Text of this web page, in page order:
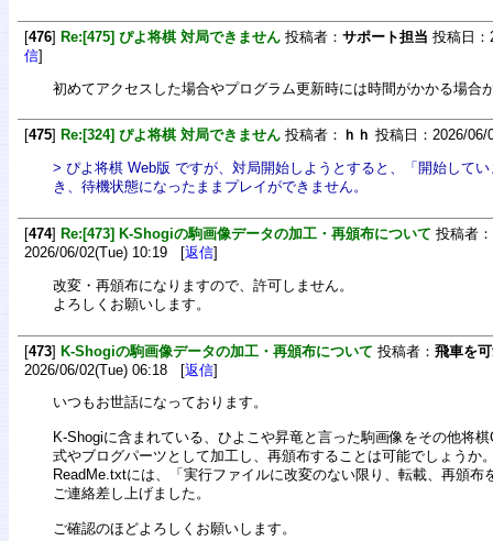
[476] Re:[475] ぴよ将棋 対局できません 投稿者： サポート担当 投稿日
信]
初めてアクセスした場合やプログラム更新時には時間がかかる場合
[475] Re:[324] ぴよ将棋 対局できません 投稿者： ｈｈ 投稿日：2026/
> ぴよ将棋 Web版 ですが、対局開始しようとすると、「開始して
き、待機状態になったままプレイができません。
[474] Re:[473] K-Shogiの駒画像データの加工・再頒布について 投稿者：
2026/06/02(Tue) 10:19 [返信]
改変・再頒布になりますので、許可しません。
よろしくお願いします。
[473] K-Shogiの駒画像データの加工・再頒布について 投稿者： 飛車を
2026/06/02(Tue) 06:18 [返信]
いつもお世話になっております。
K-Shogiに含まれている、ひよこや昇竜と言った駒画像をその他将
式やブログパーツとして加工し、再頒布することは可能でしょうか
ReadMe.txtには、「実行ファイルに改変のない限り、転載、再頒布
ご連絡差し上げました。
ご確認のほどよろしくお願いします。